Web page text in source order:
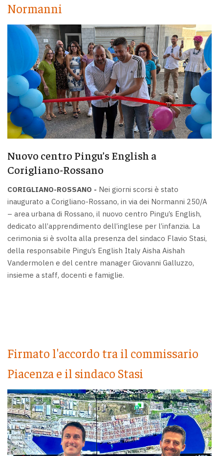
Normanni
Nuovo centro Pingu’s English a
Corigliano-Rossano
CORIGLIANO-ROSSANO - Nei giorni scorsi è stato
inaugurato a Corigliano-Rossano, in via dei Normanni 250/A
– area urbana di Rossano, il nuovo centro Pingu’s English,
dedicato all’apprendimento dell’inglese per l’infanzia. La
cerimonia si è svolta alla presenza del sindaco Flavio Stasi,
della responsabile Pingu’s English Italy Aisha Aishah
Vandermolen e del centre manager Giovanni Galluzzo,
insieme a staff, docenti e famiglie.
Firmato l'accordo tra il commissario
Piacenza e il sindaco Stasi